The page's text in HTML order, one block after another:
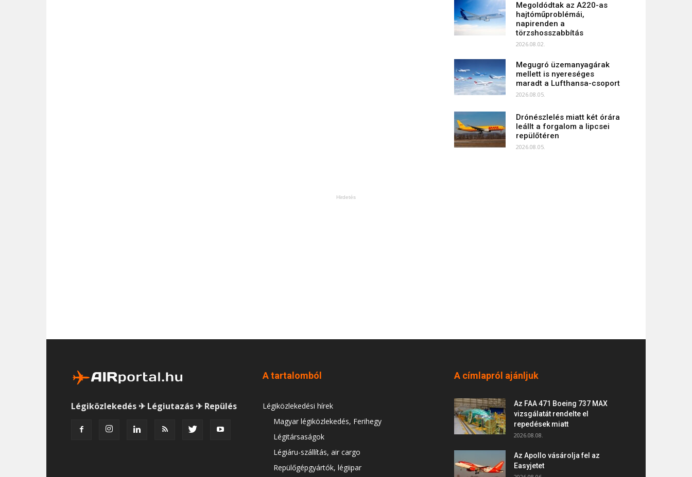
Megoldódtak az A220-as
hajtóműproblémái,
napirenden a
törzshosszabbítás
2026.08.02.
Megugró üzemanyagárak
mellett is nyereséges
maradt a Lufthansa-csoport
2026.08.05.
Drónészlelés miatt két órára
leállt a forgalom a lipcsei
repülőtéren
2026.08.05.
Hirdetés
Légiközlekedés ✈ Légiutazás ✈ Repülés
A tartalomból
Légiközlekedési hírek
Magyar légiközlekedés, Ferihegy
Légitársaságok
Légiáru-szállítás, air cargo
Repülőgépgyártók, légiipar
A címlapról ajánljuk
Az FAA 471 Boeing 737 MAX
vizsgálatát rendelte el
repedések miatt
2026.08.08.
Az Apollo vásárolja fel az
Easyjetet